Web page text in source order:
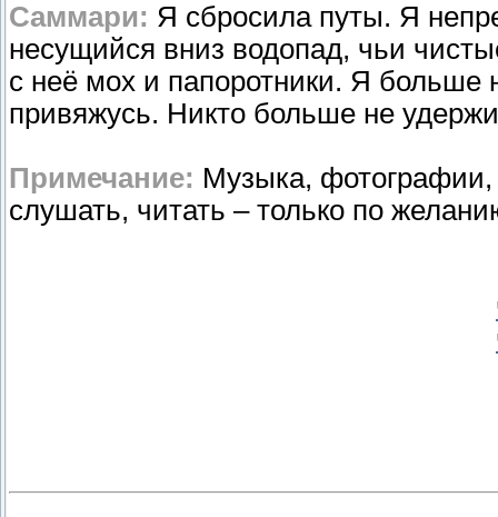
Саммари: Я сбросила путы. Я
несущийся вниз водопад, чьи
с неё мох и папоротники. Я больше
привяжусь. Никто больше не
Примечание: Музыка, фотографии,
слушать, читать – только по